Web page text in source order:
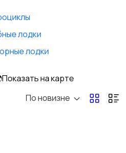
Водный транспорт
лодки
лодки
на карте
По новизне